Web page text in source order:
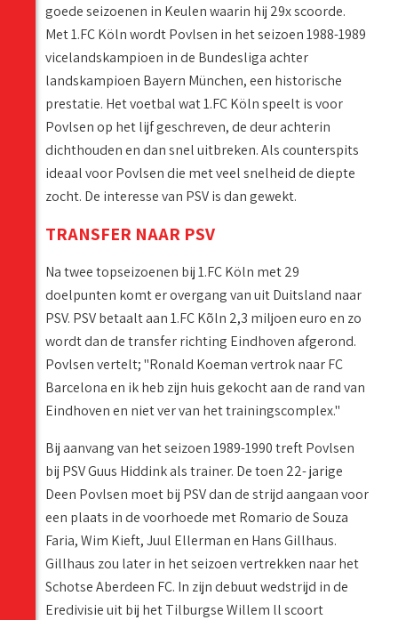
goede seizoenen in Keulen waarin hij 29x scoorde.
Met 1.FC Köln wordt Povlsen in het seizoen 1988-1989
vicelandskampioen in de Bundesliga achter
landskampioen Bayern München, een historische
prestatie. Het voetbal wat 1.FC Köln speelt is voor
Povlsen op het lijf geschreven, de deur achterin
dichthouden en dan snel uitbreken. Als counterspits
ideaal voor Povlsen die met veel snelheid de diepte
zocht. De interesse van PSV is dan gewekt.
TRANSFER NAAR PSV
Na twee topseizoenen bij 1.FC Köln met 29
doelpunten komt er overgang van uit Duitsland naar
PSV. PSV betaalt aan 1.FC Kõln 2,3 miljoen euro en zo
wordt dan de transfer richting Eindhoven afgerond.
Povlsen vertelt; "Ronald Koeman vertrok naar FC
Barcelona en ik heb zijn huis gekocht aan de rand van
Eindhoven en niet ver van het trainingscomplex."
Bij aanvang van het seizoen 1989-1990 treft Povlsen
bij PSV Guus Hiddink als trainer. De toen 22- jarige
Deen Povlsen moet bij PSV dan de strijd aangaan voor
een plaats in de voorhoede met Romario de Souza
Faria, Wim Kieft, Juul Ellerman en Hans Gillhaus.
Gillhaus zou later in het seizoen vertrekken naar het
Schotse Aberdeen FC. In zijn debuut wedstrijd in de
Eredivisie uit bij het Tilburgse Willem ll scoort